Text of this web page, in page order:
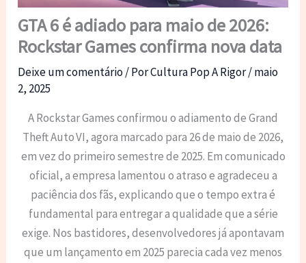
GTA 6 é adiado para maio de 2026:
Rockstar Games confirma nova data
Deixe um comentário/ PorCultura Pop A Rigor/maio
2, 2025
A Rockstar Games confirmou o adiamento de Grand
Theft Auto VI, agora marcado para 26 de maio de 2026,
em vez do primeiro semestre de 2025. Em comunicado
oficial, a empresa lamentou o atraso e agradeceu a
paciência dos fãs, explicando que o tempo extra é
fundamental para entregar a qualidade que a série
exige. Nos bastidores, desenvolvedores já apontavam
que um lançamento em 2025 parecia cada vez menos